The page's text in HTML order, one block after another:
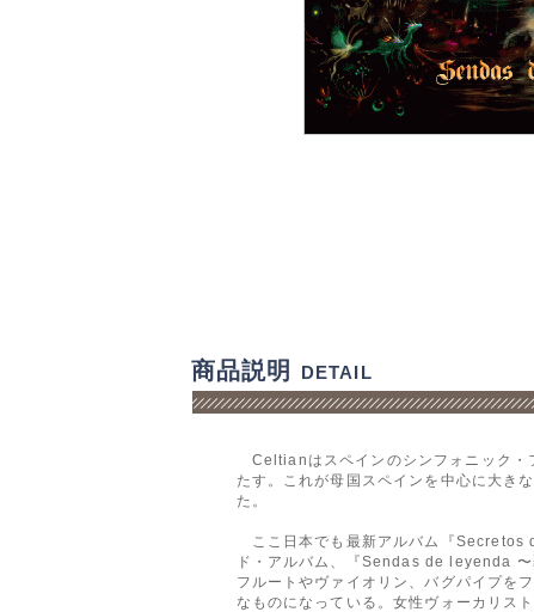
商品説明 DETAIL
Celtianはスペインのシンフォニック・
たす。これが母国スペインを中心に大
た。
ここ日本でも最新アルバム『Secretos
ド・アルバム、『Sendas de leyenda 〜
フルートやヴァイオリン、バグパイプを
なものになっている。女性ヴォーカリス